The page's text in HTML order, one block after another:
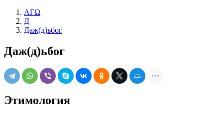
ΛΓΩ
Д
Даж(д)ьбог
Даж(д)ьбог
Этимология